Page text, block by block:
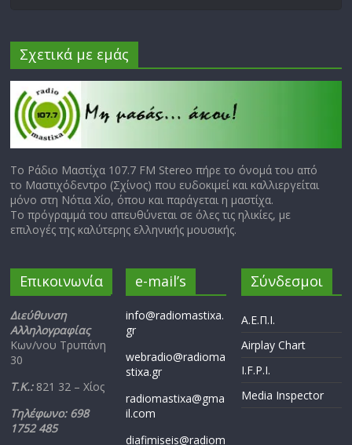
Σχετικά με εμάς
Το Ράδιο Μαστίχα 107.7 FM Stereo πήρε το όνομά του από
το Μαστιχόδεντρο (Σχίνος) που ευδοκιμεί και καλλιεργείται
μόνο στη Νότια Χίο, όπου και παράγεται η μαστίχα.
Το πρόγραμμά του απευθύνεται σε όλες τις ηλικίες, με
επιλογές της καλύτερης ελληνικής μουσικής.
Επικοινωνία
Διεύθυνση
Αλληλογραφίας
Κων/νου Τρυπάνη
30
Τ.Κ.: 821 32 – Χίος
Τηλέφωνο: 698
1752 485
e-mail’s
info@radiomastixa.
gr
webradio@radioma
stixa.gr
radiomastixa@gma
il.com
diafimiseis@radiom
Σύνδεσμοι
Α.Ε.Π.Ι.
Airplay Chart
I.F.P.I.
Media Inspector